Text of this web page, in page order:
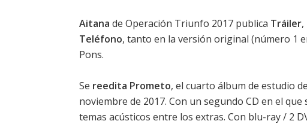
Aitana de Operación Triunfo 2017 publica Tráiler
Teléfono, tanto en la versión original (número 1
Pons.
Se reedita Prometo, el cuarto álbum de estudio de
noviembre de 2017. Con un segundo CD en el
temas acústicos entre los extras. Con blu-ray / 2